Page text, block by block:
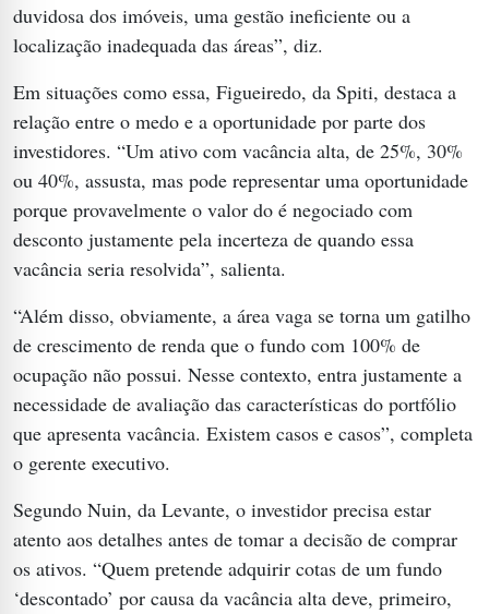
duvidosa dos imóveis, uma gestão ineficiente ou a
localização inadequada das áreas”, diz.
Em situações como essa, Figueiredo, da Spiti, destaca a
relação entre o medo e a oportunidade por parte dos
investidores. “Um ativo com vacância alta, de 25%, 30%
ou 40%, assusta, mas pode representar uma oportunidade
porque provavelmente o valor do é negociado com
desconto justamente pela incerteza de quando essa
vacância seria resolvida”, salienta.
“Além disso, obviamente, a área vaga se torna um gatilho
de crescimento de renda que o fundo com 100% de
ocupação não possui. Nesse contexto, entra justamente a
necessidade de avaliação das características do portfólio
que apresenta vacância. Existem casos e casos”, completa
o gerente executivo.
Segundo Nuin, da Levante, o investidor precisa estar
atento aos detalhes antes de tomar a decisão de comprar
os ativos. “Quem pretende adquirir cotas de um fundo
‘descontado’ por causa da vacância alta deve, primeiro,